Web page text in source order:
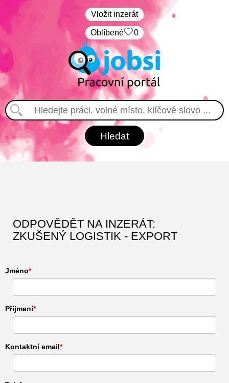
Vložit inzerát
Oblíbené 0
ODPOVĚDĚT NA INZERÁT:
ZKUŠENÝ LOGISTIK - EXPORT
Jméno
Příjmení
Kontaktní email